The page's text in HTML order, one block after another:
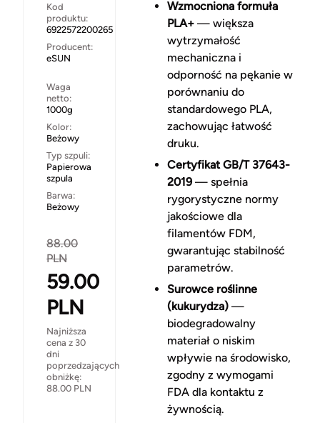
Kod
produktu:
6922572200265
Producent:
eSUN
Waga
netto:
1000g
Kolor:
Beżowy
Typ szpuli:
Papierowa
szpula
Barwa:
Beżowy
88.00
PLN
59.00
PLN
Najniższa
cena z 30
dni
poprzedzających
obniżkę:
88.00 PLN
Wzmocniona formuła
PLA+— większa
wytrzymałość
mechaniczna i
odporność na pękanie w
porównaniu do
standardowego PLA,
zachowując łatwość
druku.
Certyfikat GB/T 37643-
2019— spełnia
rygorystyczne normy
jakościowe dla
filamentów FDM,
gwarantując stabilność
parametrów.
Surowce roślinne
(kukurydza)—
biodegradowalny
materiał o niskim
wpływie na środowisko,
zgodny z wymogami
FDA dla kontaktu z
żywnością.